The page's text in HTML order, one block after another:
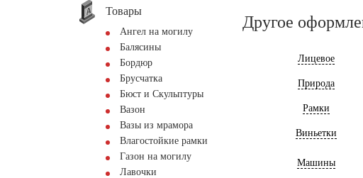
Товары
Ангел на могилу
Балясины
Бордюр
Брусчатка
Бюст и Скульптуры
Вазон
Вазы из мрамора
Влагостойкие рамки
Газон на могилу
Лавочки
Другое
Лицевое
Природа
Рамки
Виньетки
Машины